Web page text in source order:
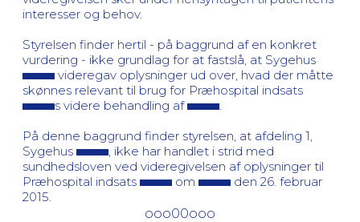
interesser og behov.
Styrelsen finder hertil - på baggrund af en konkret
vurdering - ikke grundlag for at fastslå, at Sygehus
videregav oplysninger ud over, hvad der måtte
skønnes relevant til brug for Præhospital indsats
s videre behandling af
På denne baggrund finder styrelsen, at afdeling 1,
Sygehus
, ikke har handlet i strid med
sundhedsloven ved videregivelsen af oplysninger til
Præhospital indsats
om
den 26. februar
2015.
ooo00ooo